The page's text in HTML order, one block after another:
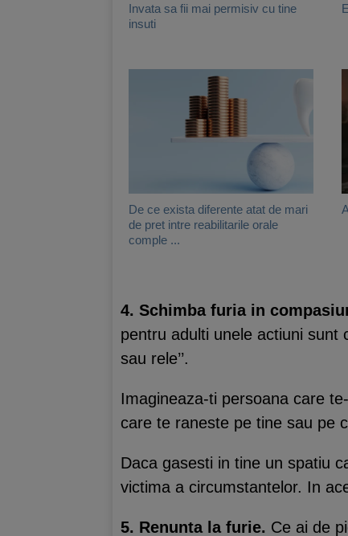
Invata sa fii mai permisiv cu tine
insuti
De ce exista diferente atat de mari
de pret intre reabilitarile orale
comple ...
4. Schimba furia in
pentru adulti unele actiuni sunt
sau rele’’.
Imagineaza-ti persoana care
care te raneste pe tine sau pe
Daca gasesti in tine un spatiu
victima a circumstantelor. In
5. Renunta la furie. Ce ai de